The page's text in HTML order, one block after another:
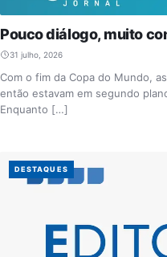
Pouco diálogo, muito
31 julho, 2026
Com o fim da Copa do Mundo,
então estavam em segundo
Enquanto […]
DESTAQUES